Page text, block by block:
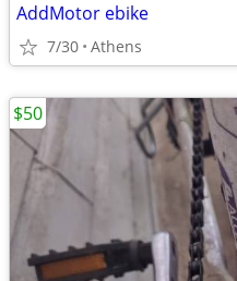
AddMotor ebike
7/30 Athens
$50